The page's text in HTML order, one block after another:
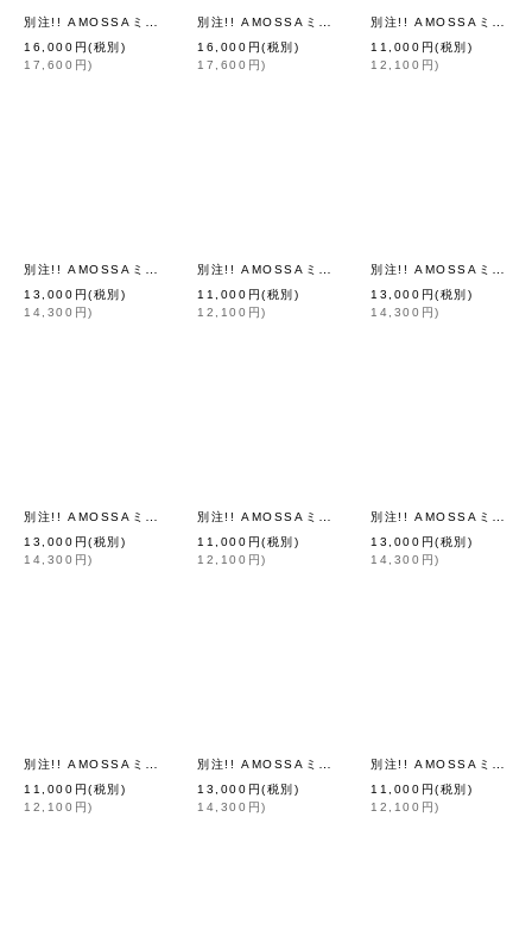
[Dot and Stripes
16,000 円(税別)
17,600 円)
16,000 円(税別)
17,600 円)
11,000 円(税別)
12,100 円)
[Dot and Stripes
13,000 円(税別)
14,300 円)
11,000 円(税別)
12,100 円)
13,000 円(税別)
14,300 円)
[Dot and Stripes
13,000 円(税別)
14,300 円)
11,000 円(税別)
12,100 円)
13,000 円(税別)
14,300 円)
[Dot and
11,000 円(税別)
12,100 円)
13,000 円(税別)
14,300 円)
11,000 円(税別)
12,100 円)